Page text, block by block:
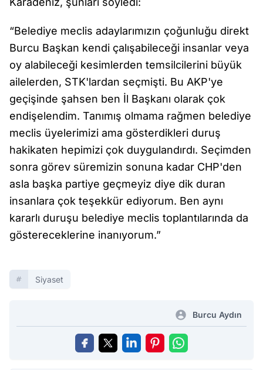
“Belediye meclis adaylarımızın çoğunluğu direkt
Burcu Başkan kendi çalışabileceği insanlar veya
oy alabileceği kesimlerden temsilcilerini büyük
ailelerden, STK'lardan seçmişti. Bu AKP'ye
geçişinde şahsen ben İl Başkanı olarak çok
endişelendim. Tanımış olmama rağmen belediye
meclis üyelerimizi ama gösterdikleri duruş
hakikaten hepimizi çok duygulandırdı. Seçimden
sonra görev süremizin sonuna kadar CHP'den
asla başka partiye geçmeyiz diye dik duran
insanlara çok teşekkür ediyorum. Ben aynı
kararlı duruşu belediye meclis toplantılarında da
göstereceklerine inanıyorum.”
Siyaset
Burcu Aydın